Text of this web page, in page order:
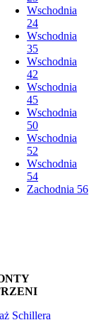
Wschodnia
24
Wschodnia
35
Wschodnia
42
Wschodnia
45
Wschodnia
50
Wschodnia
52
Wschodnia
54
Zachodnia 56
Schillera